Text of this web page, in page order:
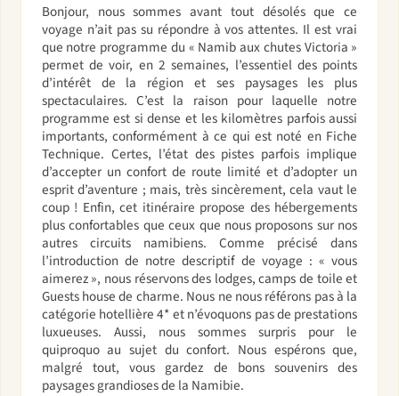
Bonjour, nous sommes avant tout désolés que ce
voyage n’ait pas su répondre à vos attentes. Il est vrai
que notre programme du « Namib aux chutes Victoria »
permet de voir, en 2 semaines, l’essentiel des points
d’intérêt de la région et ses paysages les plus
spectaculaires. C’est la raison pour laquelle notre
programme est si dense et les kilomètres parfois aussi
importants, conformément à ce qui est noté en Fiche
Technique. Certes, l’état des pistes parfois implique
d’accepter un confort de route limité et d’adopter un
esprit d’aventure ; mais, très sincèrement, cela vaut le
coup ! Enfin, cet itinéraire propose des hébergements
plus confortables que ceux que nous proposons sur nos
autres circuits namibiens. Comme précisé dans
l’introduction de notre descriptif de voyage : « vous
aimerez », nous réservons des lodges, camps de toile et
Guests house de charme. Nous ne nous référons pas à la
catégorie hotellière 4* et n’évoquons pas de prestations
luxueuses. Aussi, nous sommes surpris pour le
quiproquo au sujet du confort. Nous espérons que,
malgré tout, vous gardez de bons souvenirs des
paysages grandioses de la Namibie.